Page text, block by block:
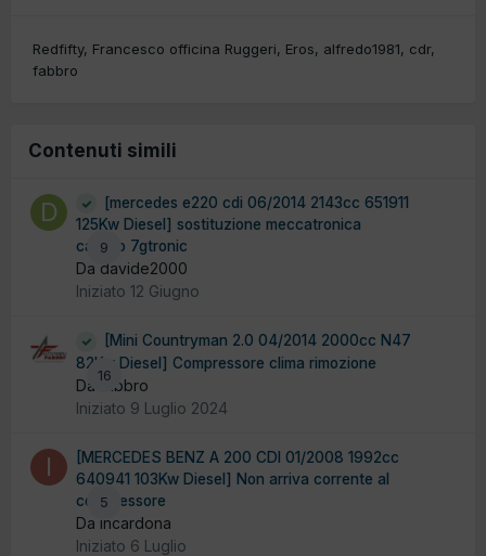
Redfifty Francesco officina Ruggeri Eros alfredo1981
cdr
fabbro
Contenuti simili
9
[mercedes e220 cdi 06/2014 2143cc 651911
125Kw Diesel] sostituzione meccatronica
cambio 7gtronic
Da davide2000
Iniziato 12 Giugno
16
[Mini Countryman 2.0 04/2014 2000cc N47
82Kw Diesel] Compressore clima rimozione
Da fabbro
Iniziato 9 Luglio 2024
5
[MERCEDES BENZ A 200 CDI 01/2008 1992cc
640941 103Kw Diesel] Non arriva corrente al
compressore
Da incardona
Iniziato 6 Luglio